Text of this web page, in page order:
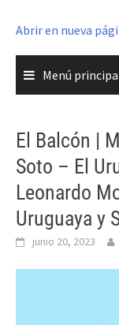
Abrir en nueva
Menú
El Balcón |
Soto – El
Leonardo
Uruguaya y
junio 20, 2023